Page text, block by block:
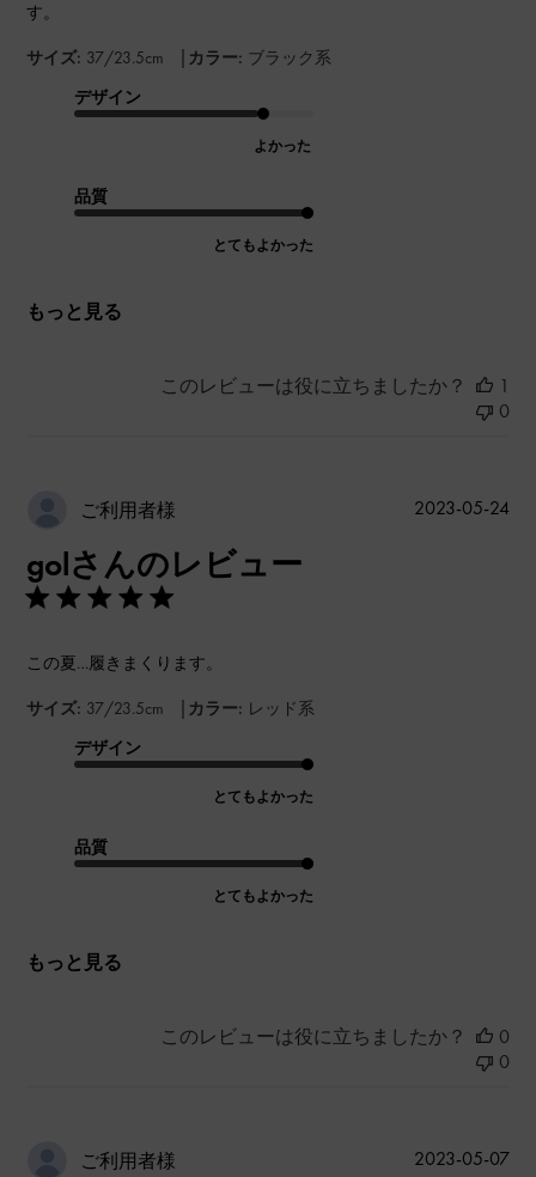
す。
サイズ: 37/23.5cm | カラー: ブラック系
デザイン
よかった
品質
とてもよかった
もっと見る
このレビューは役に立ちましたか？
1
0
ご利用者様
golさんのレビュー
この夏…履きまくります。
サイズ: 37/23.5cm | カラー: レッド系
デザイン
とてもよかった
品質
とてもよかった
もっと見る
公
2023-05-24
このレビューは役に立ちましたか？
0
0
ご利用者様
公
2023-05-07